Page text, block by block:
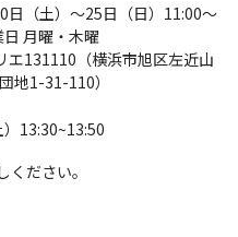
日（土）～25日（日）11:00〜
月曜・木曜
エ131110（横浜市旭区左近山
地1-31-110）
13:30~13:50
ださい。